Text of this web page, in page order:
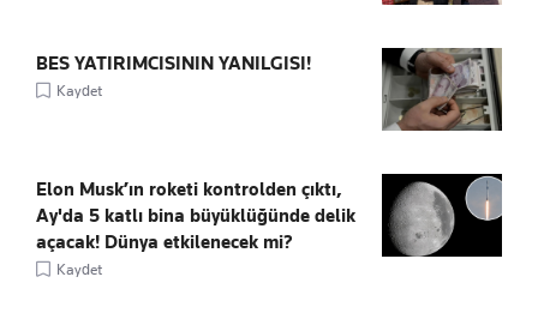
BES YATIRIMCISININ YANILGISI!
Kaydet
Elon Musk’ın roketi kontrolden çıktı,
Ay'da 5 katlı bina büyüklüğünde delik
açacak! Dünya etkilenecek mi?
Kaydet